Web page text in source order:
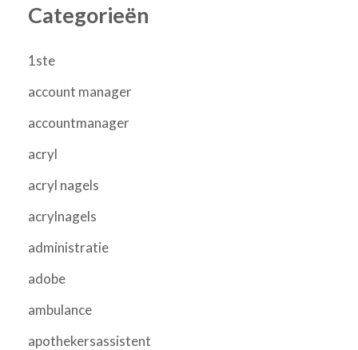
Categorieën
1ste
account manager
accountmanager
acryl
acryl nagels
acrylnagels
administratie
adobe
ambulance
apothekersassistent